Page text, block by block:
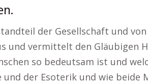
der Gesellschaft und
und vermittelt den Gläubigen
so bedeutsam ist und
der Esoterik und wie beide